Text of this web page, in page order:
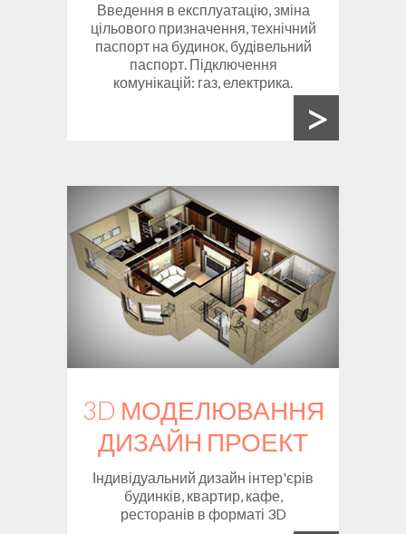
Введення в експлуатацію, зміна
цільового призначення, технічний
паспорт на будинок, будівельний
паспорт. Підключення
комунікацій: газ, електрика.
>
3D МОДЕЛЮВАННЯ
ДИЗАЙН ПРОЕКТ
Індивідуальний дизайн інтер'єрів
будинків, квартир, кафе,
ресторанів в форматі 3D